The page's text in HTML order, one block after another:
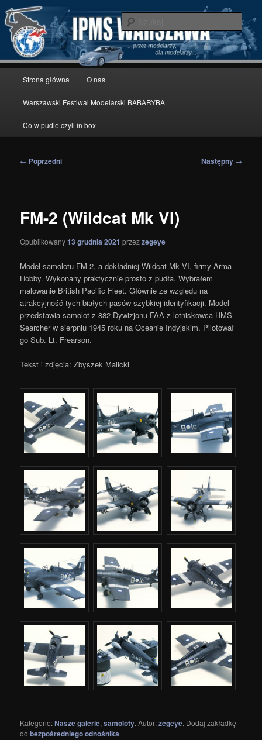
Przeskocz
do
tekstu
IPMS Warszawa
modelarstwo redukcyjne
Strona główna O nas
Warszawski Festiwal Modelarski BABARYBA
Co w pudle czyli in box
Nawigacja
← Poprzedni Następny →
FM-2 (Wildcat Mk VI)
Opublikowany13 grudnia 2021 przezzegeye
Model samolotu FM-2, a dokładniej Wildcat Mk VI, firmy Arma
Hobby. Wykonany praktycznie prosto z pudła. Wybrałem
malowanie British Pacific Fleet. Głównie ze względu na
atrakcyjność tych białych pasów szybkiej identyfikacji. Model
przedstawia samolot z 882 Dywizjonu FAA z lotniskowca HMS
Searcher w sierpniu 1945 roku na Oceanie Indyjskim. Pilotował
go Sub. Lt. Frearson.
Tekst i zdjęcia: Zbyszek Malicki
Kategorie:Nasze galerie,samoloty. Autor:zegeye. Dodaj zakładkę
dobezpośredniego odnośnika.